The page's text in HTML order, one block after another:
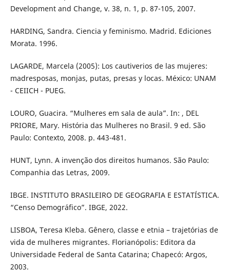
Development and Change, v. 38, n. 1, p. 87-105, 2007.
HARDING, Sandra. Ciencia y feminismo. Madrid. Ediciones
Morata. 1996.
LAGARDE, Marcela (2005): Los cautiverios de las mujeres:
madresposas, monjas, putas, presas y locas. México: UNAM
- CEIICH - PUEG.
LOURO, Guacira. “Mulheres em sala de aula”. In: , DEL
PRIORE, Mary. História das Mulheres no Brasil. 9 ed. São
Paulo: Contexto, 2008. p. 443-481.
HUNT, Lynn. A invenção dos direitos humanos. São Paulo:
Companhia das Letras, 2009.
IBGE. INSTITUTO BRASILEIRO DE GEOGRAFIA E ESTATÍSTICA.
“Censo Demográfico”. IBGE, 2022.
LISBOA, Teresa Kleba. Gênero, classe e etnia – trajetórias de
vida de mulheres migrantes. Florianópolis: Editora da
Universidade Federal de Santa Catarina; Chapecó: Argos,
2003.